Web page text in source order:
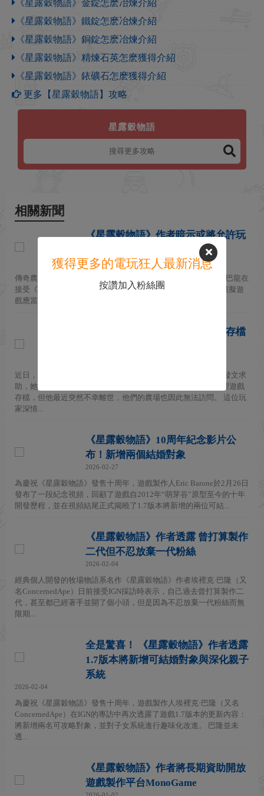
《星露穀物語》金錠怎麽冶煉介紹
《星露穀物語》鐵錠怎麽冶煉介紹
《星露穀物語》銅錠怎麽冶煉介紹
《星露穀物語》精煉石英怎麽獲得介紹
《星露穀物語》銥礦石怎麽獲得介紹
更多【星露穀物語】攻略
星露穀物語
相關新聞
《星露穀物語》作者暗示或將允許玩
2026-05-13
傳奇農場模擬遊戲《星露穀物語》的作者ConcernedApe埃裡克·巴龍在
接受《GameInformer》新採訪時表示，他認為一款優秀的生活模擬遊
戲應當包含破壞他人家庭以及隨之而來的醜陋後果。他解釋到...
《星露谷》玩家為去世愛人找回存檔
近日，一位《星露穀物語》女玩家向遊戲製作人ConcernedApe發文求
助，她與她的愛人多年來一起遊玩多人模式，平時都是愛人管理遊戲
存檔，但他最近突然不幸離世，他們的農場也因此無法訪問。 這位玩
家深情...
《星露穀物語》10周年紀念影片公
布！新增兩個結婚對象
2026-02-27
為慶祝《星露穀物語》發售十周年，遊戲製作人Eric Barone於2月26日
發布了一段紀念視頻，回顧了遊戲自2012年“萌芽谷”原型至今的十年
開發歷程，並在視頻結尾正式揭曉了1.7版本將新增的兩位可結...
《星露穀物語》作者透露 曾打算製作
二代但不忍放棄一代粉絲
2026-02-04
經典個人開發的牧場物語系名作《星露穀物語》作者埃裡克·巴隆（又
名ConcernedApe）日前接受IGN採訪時表示，自己過去曾打算製作二
代，甚至都已經著手並開了個小頭，但是因為不忍放棄一代粉絲而無
限期...
全是驚喜！ 《星露穀物語》作者透露
1.7版本將新增可結婚對象與深化親子
系統
2026-02-04
為慶祝《星露穀物語》發售十周年，遊戲製作人埃裡克·巴隆（又名
ConcernedApe）在IGN的專訪中再次透露了遊戲1.7版本的更新內容：
將新增兩名可攻略對象，並對子女系統進行趣味化改進。 巴隆並未
透...
《星露穀物語》作者將長期資助開放
遊戲製作平台MonoGame
獲得更多的電玩狂人最新消息
按讚加入粉絲團